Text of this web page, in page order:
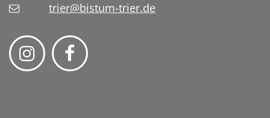
trier@bistum-trier.de